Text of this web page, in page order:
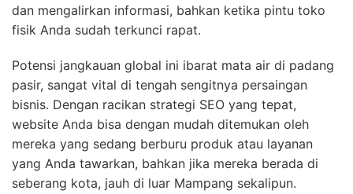
dan mengalirkan informasi, bahkan ketika pintu toko
fisik Anda sudah terkunci rapat.
Potensi jangkauan global ini ibarat mata air di padang
pasir, sangat vital di tengah sengitnya persaingan
bisnis. Dengan racikan strategi SEO yang tepat,
website Anda bisa dengan mudah ditemukan oleh
mereka yang sedang berburu produk atau layanan
yang Anda tawarkan, bahkan jika mereka berada di
seberang kota, jauh di luar Mampang sekalipun.